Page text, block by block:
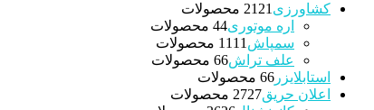
کشاورزی 21 21 محصولات
اره موتوری 44 محصولات
سمپاش
11 11 محصولات
علف تراش 66 محصولات
استابلایزر
66 محصولات
اعلان حریق
2727 محصولات